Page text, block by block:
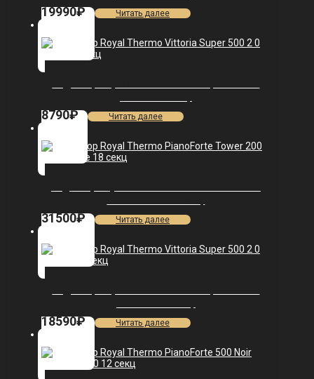
19990₽ Читать далее
8790₽ Читать далее
31500₽ Читать далее
18590₽ Читать далее